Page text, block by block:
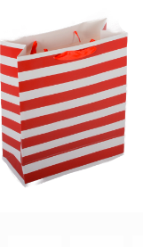
СВАДЕБНАЯ ФЛОРИСТИКА
КОМНАТНЫЕ РАСТЕНИЯ
ГОРШКИ И КАШПО
ГРУНТЫ И УДОБРЕНИЯ
ПРЕДМЕТЫ ИНТЕРЬЕРА